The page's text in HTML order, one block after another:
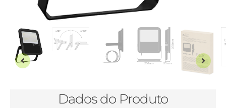
Dados do Produto